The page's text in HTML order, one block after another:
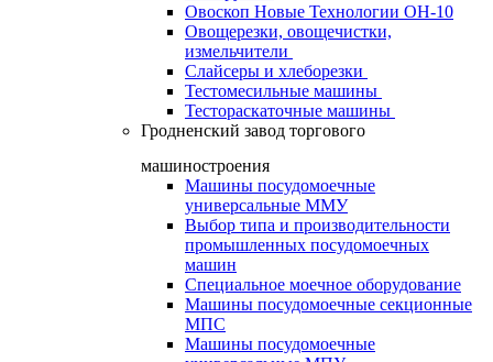
Овоскоп Новые Технологии ОН-10
Овощерезки, овощечистки,
измельчители
Слайсеры и хлеборезки
Тестомесильные машины
Тестораскаточные машины
Гродненский завод торгового
машиностроения
Машины посудомоечные
универсальные ММУ
Выбор типа и производительности
промышленных посудомоечных
машин
Специальное моечное оборудование
Машины посудомоечные секционные
МПС
Машины посудомоечные